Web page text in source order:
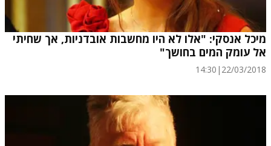
מיכל אנסקי: "אלו לא היו מחשבות אובדניות, אך שחיתי
אל עומק המים בחושך"
22/03/2018
|
14:30